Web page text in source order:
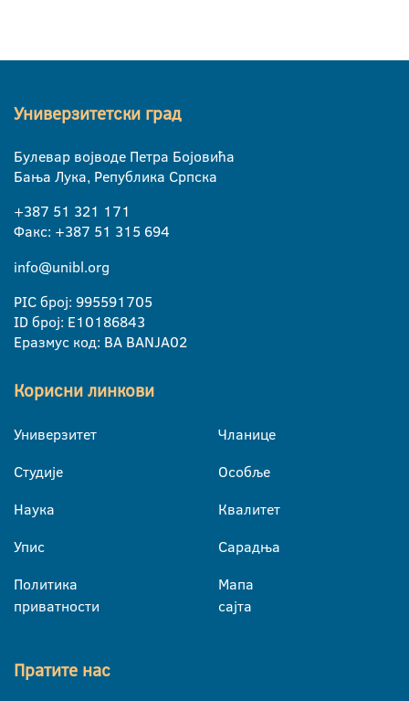
Универзитетски град
Булевар војводе Петра Бојовића
Бања Лука, Република Српска
+387 51 321 171
Факс: +387 51 315 694
info@unibl.org
PIC број: 995591705
ID број: E10186843
Еразмус код: BA BANJA02
Корисни линкови
Универзитет
Студије
Наука
Упис
Политика
приватности
Чланице
Особље
Квалитет
Сарадња
Мапа
сајта
Пратите нас